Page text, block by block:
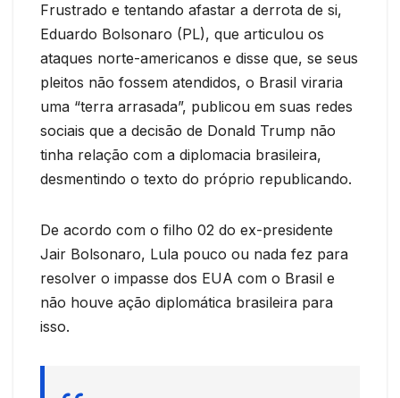
Frustrado e tentando afastar a derrota de si,
Eduardo Bolsonaro (PL), que articulou os
ataques norte-americanos e disse que, se seus
pleitos não fossem atendidos, o Brasil viraria
uma “terra arrasada”, publicou em suas redes
sociais que a decisão de Donald Trump não
tinha relação com a diplomacia brasileira,
desmentindo o texto do próprio republicando.
De acordo com o filho 02 do ex-presidente
Jair Bolsonaro, Lula pouco ou nada fez para
resolver o impasse dos EUA com o Brasil e
não houve ação diplomática brasileira para
isso.